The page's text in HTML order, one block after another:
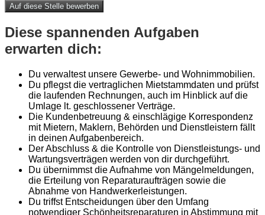
Auf diese Stelle bewerben
Diese spannenden Aufgaben
erwarten dich:
Du verwaltest unsere Gewerbe- und Wohnimmobilien.
Du pflegst die vertraglichen Mietstammdaten und prüfst
die laufenden Rechnungen, auch im Hinblick auf die
Umlage lt. geschlossener Verträge.
Die Kundenbetreuung & einschlägige Korrespondenz
mit Mietern, Maklern, Behörden und Dienstleistern fällt
in deinen Aufgabenbereich.
Der Abschluss & die Kontrolle von Dienstleistungs- und
Wartungsverträgen werden von dir durchgeführt.
Du übernimmst die Aufnahme von Mängelmeldungen,
die Erteilung von Reparaturaufträgen sowie die
Abnahme von Handwerkerleistungen.
Du triffst Entscheidungen über den Umfang
notwendiger Schönheitsreparaturen in Abstimmung mit